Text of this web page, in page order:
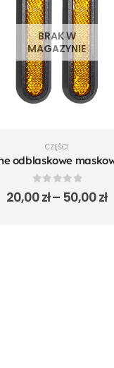
BRAK W
MAGAZYNIE
CZĘŚCI
0 out of 5
20,00zł– 50,00zł